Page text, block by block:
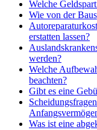
Welche
Wie von der
erstatten lassen?
werden?
Welche
beachten?
Gibt es eine
Was ist eine